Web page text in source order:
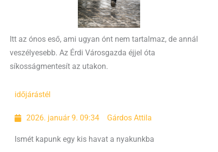
Itt az ónos eső, ami ugyan ónt nem tartalmaz, de annál
veszélyesebb. Az Érdi Városgazda éjjel óta
síkosságmentesít az utakon.
időjárástél
2026. január 9. 09:34 Gárdos Attila
Ismét kapunk egy kis havat a nyakunkba